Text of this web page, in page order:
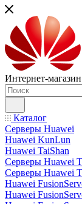
Интернет-
Каталог
Серверы Huawei
Huawei KunLun
Huawei TaiShan
Серверы Huawei
Серверы Huawei
Huawei
Huawei